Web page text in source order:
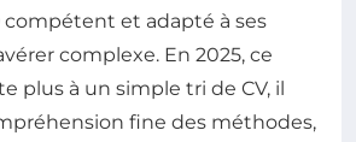
compétent et adapté à ses
complexe. En 2025, ce
plus à un simple tri de CV, il
fine des méthodes,